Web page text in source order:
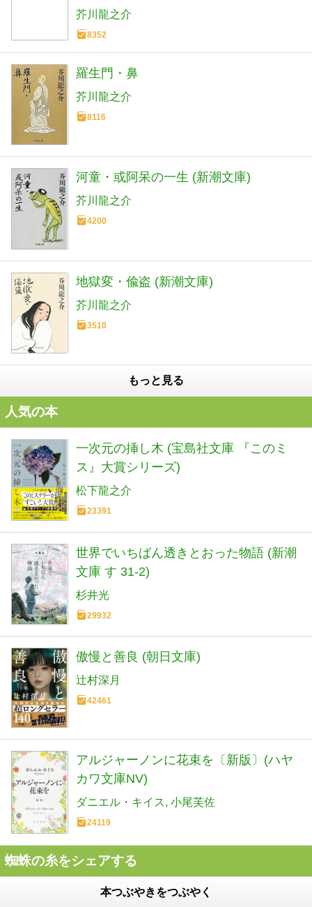
芥川龍之介
8352
羅生門・鼻
芥川龍之介
8116
河童・或阿呆の一生 (新潮文庫)
芥川龍之介
4200
地獄変・偸盗 (新潮文庫)
芥川龍之介
3510
もっと見る
人気の本
一次元の挿し木 (宝島社文庫 『このミ
ス』大賞シリーズ)
松下龍之介
23391
世界でいちばん透きとおった物語 (新潮
文庫 す 31-2)
杉井光
29932
傲慢と善良 (朝日文庫)
辻村深月
42461
アルジャーノンに花束を〔新版〕(ハヤ
カワ文庫NV)
ダニエル・キイス 小尾芙佐
24119
蜘蛛の糸をシェアする
本つぶやきをつぶやく